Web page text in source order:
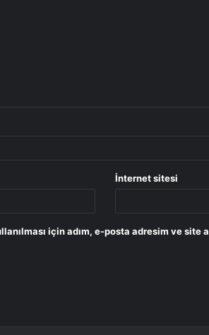
İnternet sitesi
için adım, e-posta adresim ve site